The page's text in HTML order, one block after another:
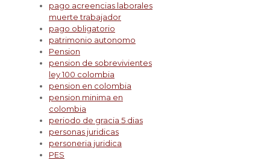
pago acreencias laborales
muerte trabajador
pago obligatorio
patrimonio autonomo
Pension
pension de sobrevivientes
ley 100 colombia
pension en colombia
pension minima en
colombia
periodo de gracia 5 dias
personas juridicas
personeria juridica
PES